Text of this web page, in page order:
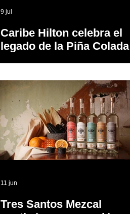
Caribe Hilton celebra el
legado de la Piña Colada,
9 jul
Tres Santos Mezcal
11 jun